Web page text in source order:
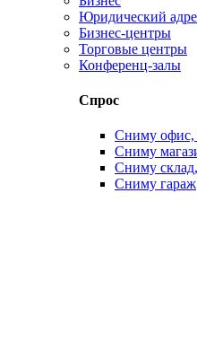
Юридический
Бизнес-центры
Торговые центры
Конференц-залы
Спрос
Сниму
Сниму
Сниму
Сниму гараж